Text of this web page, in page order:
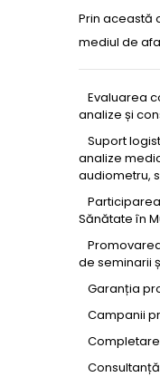
Prin această
mediul de
Evaluarea
analize și
Suport
analize
audiometru,
Sănătate în
de seminarii
Garanția
Campanii